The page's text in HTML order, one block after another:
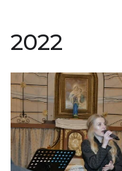
2022